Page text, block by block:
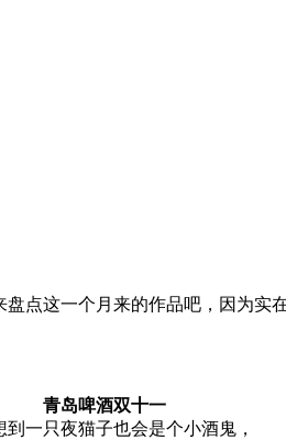
点这一个月来的作品吧，因为
青岛啤酒双十一
到一只夜猫子也会是个小酒鬼，